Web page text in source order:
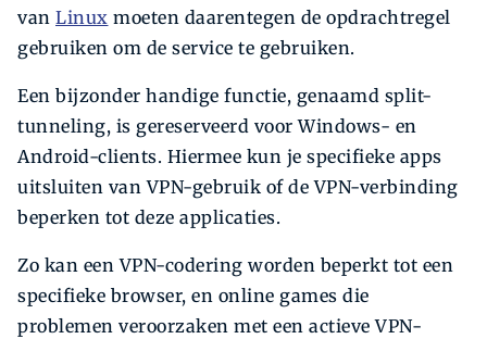
van Linux moeten daarentegen de opdrachtregel
gebruiken om de service te gebruiken.
Een bijzonder handige functie, genaamd split-
tunneling, is gereserveerd voor Windows- en
Android-clients. Hiermee kun je specifieke apps
uitsluiten van VPN-gebruik of de VPN-verbinding
beperken tot deze applicaties.
Zo kan een VPN-codering worden beperkt tot een
specifieke browser, en online games die
problemen veroorzaken met een actieve VPN-